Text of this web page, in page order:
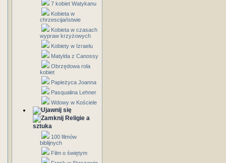
7 kobiet Watykanu
Kobieta w
chrzescijaństwie
Kobieta w czasach
wypraw krzyżowych
Kobiety w Izraelu
Matylda z Canossy
Obrzędowa rola
kobiet
Papieżyca Joanna
Pasqualina Lehner
Wdowy w Kościele
Religie a
sztuka
100 filmów
biblijnych
Film o świętym